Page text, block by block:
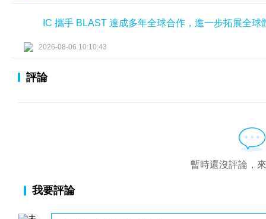
IC 攜手 BLAST 達成多年全球合作，進一步拓展全球
2026-08-06 10:10:43
評論
暫時還沒評論，
我要評論